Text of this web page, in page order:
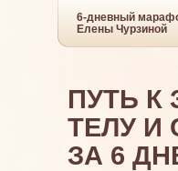
ПУТЬ К
ТЕЛУ И
ЗА 6
6-дневный
Елены Чурзиной